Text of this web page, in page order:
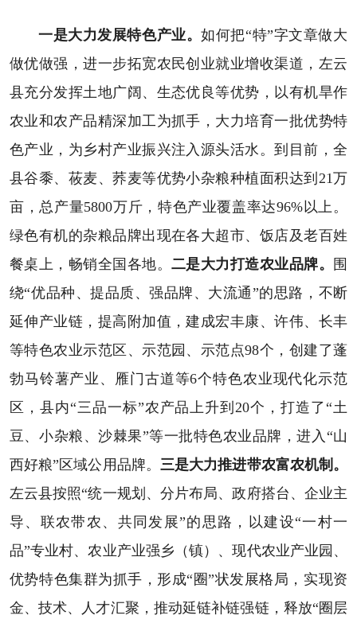
一是大力发展特色产业。如何把“特”字文章做大
做优做强，进一步拓宽农民创业就业增收渠道，左云
县充分发挥土地广阔、生态优良等优势，以有机旱作
农业和农产品精深加工为抓手，大力培育一批优势特
色产业，为乡村产业振兴注入源头活水。到目前，全
县谷黍、莜麦、荞麦等优势小杂粮种植面积达到21万
亩，总产量5800万斤，特色产业覆盖率达96%以上。
绿色有机的杂粮品牌出现在各大超市、饭店及老百姓
餐桌上，畅销全国各地。 二是大力打造农业品牌。 围
绕“优品种、提品质、强品牌、大流通”的思路，不断
延伸产业链，提高附加值，建成宏丰康、许伟、长丰
等特色农业示范区、示范园、示范点98个，创建了蓬
勃马铃薯产业、雁门古道等6个特色农业现代化示范
区，县内“三品一标”农产品上升到20个，打造了“土
豆、小杂粮、沙棘果”等一批特色农业品牌，进入“山
西好粮”区域公用品牌。 三是大力推进带农富农机制。
左云县按照“统一规划、分片布局、政府搭台、企业主
导、联农带农、共同发展”的思路，以建设“一村一
品”专业村、农业产业强乡（镇）、现代农业产业园、
优势特色集群为抓手，形成“圈”状发展格局，实现资
金、技术、人才汇聚，推动延链补链强链，释放“圈层